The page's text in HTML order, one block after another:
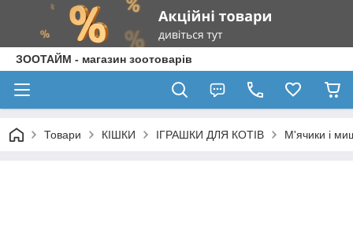
ЗООТАЙМ - магазин зоотоварів
Товари КІШКИ ІГРАШКИ ДЛЯ КОТІВ М'ячики і